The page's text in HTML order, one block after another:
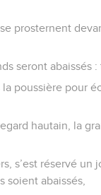
prosternent
seront abaissés
poussière pour
hautain, la
s’est réservé
soient abaissés,